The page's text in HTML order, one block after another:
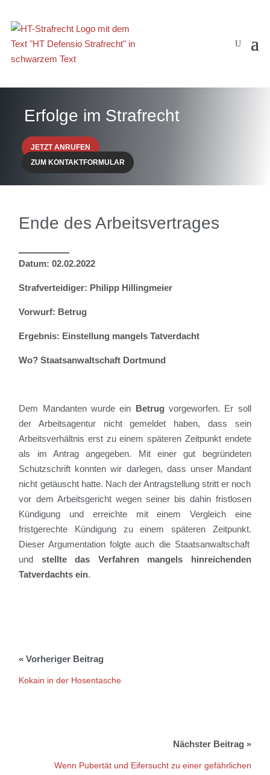
Erfolge im Strafrecht
JETZT ANRUFEN
ZUM KONTAKTFORMULAR
Ende des Arbeitsvertrages
Datum: 02.02.2022
Strafverteidiger: Philipp Hillingmeier
Vorwurf: Betrug
Ergebnis: Einstellung mangels Tatverdacht
Wo? Staatsanwaltschaft Dortmund
Dem Mandanten wurde ein Betrugvorgeworfen. Er soll
der Arbeitsagentur nicht gemeldet haben, dass sein
Arbeitsverhältnis erst zu einem späteren Zeitpunkt endete
als im Antrag angegeben. Mit einer gut begründeten
Schutzschrift konnten wir darlegen, dass unser Mandant
nicht getäuscht hatte. Nachder Antragstellungstritt er noch
vor dem Arbeitsgericht wegen seiner bis dahin fristlosen
Kündigung
und erreichte miteinem Vergleich
eine
fristgerechte Kündigung zu einem späteren Zeitpunkt.
Dieser Argumentation folgte auch die Staatsanwaltschaft
und stellte das Verfahren mangels hinreichenden
Tatverdachts ein.
Kokain in der Hosentasche
Wenn Pubertät und Eifersucht zu einer gefährlichen